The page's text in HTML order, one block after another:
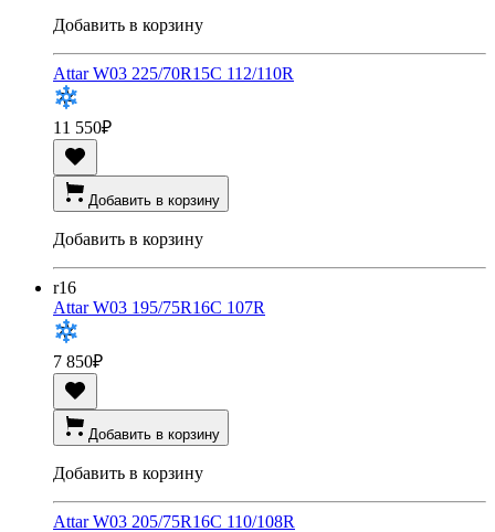
Добавить в корзину
Attar W03 225/70R15C 112/110R
11 550₽
Добавить в корзину
Добавить в корзину
r16
Attar W03 195/75R16C 107R
7 850₽
Добавить в корзину
Добавить в корзину
Attar W03 205/75R16C 110/108R